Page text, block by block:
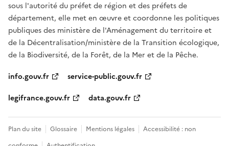
sous l'autorité du préfet de région et des préfets de
département, elle met en œuvre et coordonne les politiques
publiques des ministère de l'Aménagement du territoire et
de la Décentralisation/ministère de la Transition écologique,
de la Biodiversité, de la Forêt, de la Mer et de la Pêche.
info.gouv.fr
service-public.gouv.fr
legifrance.gouv.fr
data.gouv.fr
Plan du site Glossaire Mentions légales
Accessibilité : non